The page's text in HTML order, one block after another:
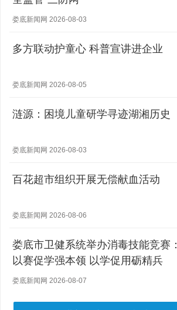
娄底新闻网 2026-08-03
多方联动护童心 科普宣讲进企业
娄底新闻网 2026-08-05
涟源：困境儿童研学寻迹湖湘历史
娄底新闻网 2026-08-03
百花超市组织开展无偿献血活动
娄底新闻网 2026-08-06
娄底市卫健系统举办消毒技能竞赛：
以赛促学强本领 以学促用砺精兵
娄底新闻网 2026-08-07